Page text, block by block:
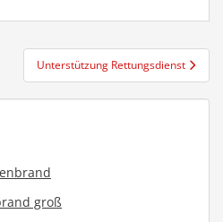
Unterstützung Rettungsdienst
groß